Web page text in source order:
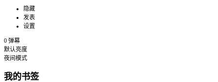
隐藏
发表
设置
0 弹幕
默认亮度
夜间模式
我的书签